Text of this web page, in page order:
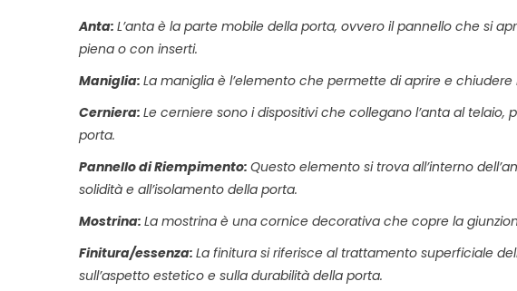
Anta: L’anta è la parte mobile della porta, ovvero il pannello che si
piena o con inserti.
Maniglia: La maniglia è l’elemento che permette di aprire e
Cerniera: Le cerniere sono i dispositivi che collegano l’anta al
porta.
Pannello di Riempimento: Questo elemento si trova all’interno
solidità e all’isolamento della porta.
Mostrina: La mostrina è una cornice decorativa che copre la
Finitura/essenza: La finitura si riferisce al trattamento superficiale
sull’aspetto estetico e sulla durabilità della porta.